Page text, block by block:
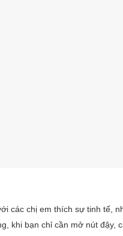
các chị em thích sự tinh tế,
khi bạn chỉ cần mở nút